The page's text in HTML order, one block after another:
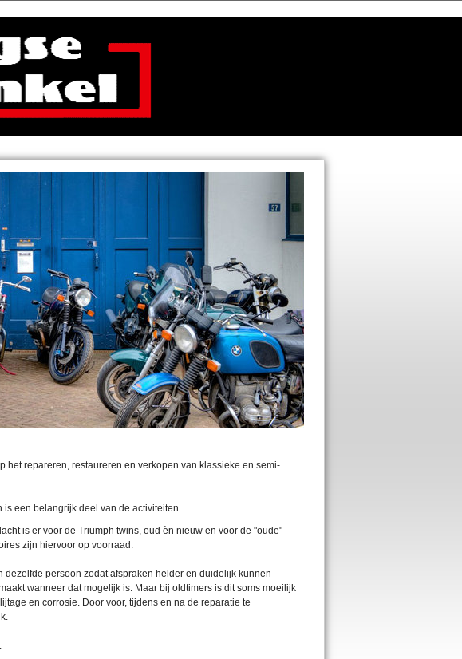
het repareren, restaureren en verkopen van klassieke en semi-
een belangrijk deel van de activiteiten.
is er voor de Triumph twins, oud èn nieuw en voor de "oude"
zijn hiervoor op voorraad.
persoon zodat afspraken helder en duidelijk kunnen
wanneer dat mogelijk is. Maar bij oldtimers is dit soms moeilijk
en corrosie. Door voor, tijdens en na de reparatie te